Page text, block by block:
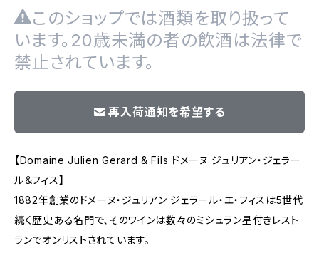
このショップでは酒類を取り扱って
います。20歳未満の者の飲酒は法律で
禁止されています。
再入荷通知を希望する
【Domaine Julien Gerard & Fils ドメーヌ ジュリアン・ジェラー
ル＆フィス】
1882年創業のドメーヌ・ジュリアン ジェラール・エ・フィスは5世代
続く歴史ある名門で、そのワインは数々のミシュラン星付きレスト
ランでオンリストされています。